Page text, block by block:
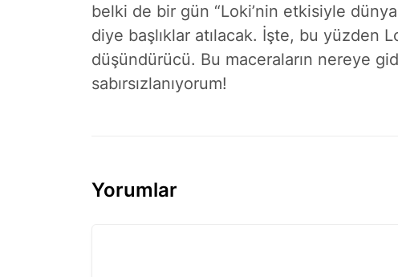
belki de bir gün “Loki’nin etkisiyle
diye başlıklar atılacak. İşte, bu yüzden
düşündürücü. Bu maceraların nereye
sabırsızlanıyorum!
Yorumlar